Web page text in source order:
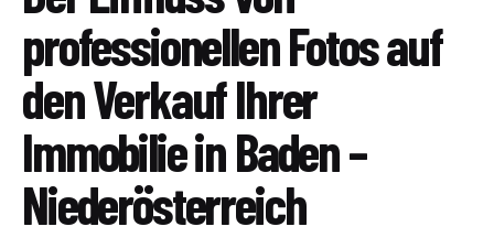
professionellen Fotos auf
den Verkauf Ihrer
Immobilie in Baden –
Niederösterreich